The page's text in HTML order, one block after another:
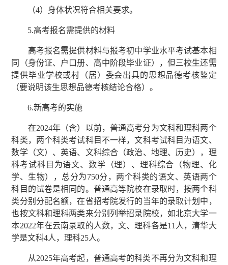
（4）身体状况符合相关要求。
5.高考报名需提供的材料
高考报名需提供材料与报考初中学业水平考试基本相
同（身份证、户口册、高中阶段毕业证），但三校生还需
提供毕业学校或村（居）委会出具的思想品德考核鉴定
（要说明该生思想品德考核结论合格）。
6.新高考的实施
在2024年（含）以前，普通高考分为文科和理科两个
科类，两个科类考试科目不一样，文科考试科目为语文、
数学（文）、英语、文科综合（政治、地理、历史），理
科考试科目为语文、数学（理）、理科综合（物理、化
学、生物），总分为750分，两个科类的语文、英语两个
科目的试卷是相同的。普通高等院校在录取时，按两个科
类分别分配名额，在省招考院发行的当年的录取计划中，
也按文科和理科两类来分别列举招录院校，如北京大学一
本2022年在云南录取的人数，文、理科各是11人，清华大
学是文科4人，理科25人。
从2025年高考起，普通高考的科类不再分为文科和理